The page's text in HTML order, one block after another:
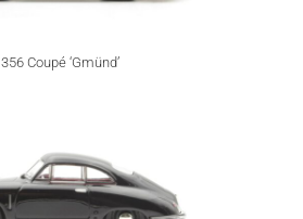
356 Coupé ‘Gmünd’